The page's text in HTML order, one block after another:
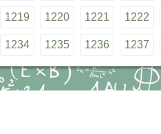
1219 1220 1221 1222
1234 1235 1236 1237